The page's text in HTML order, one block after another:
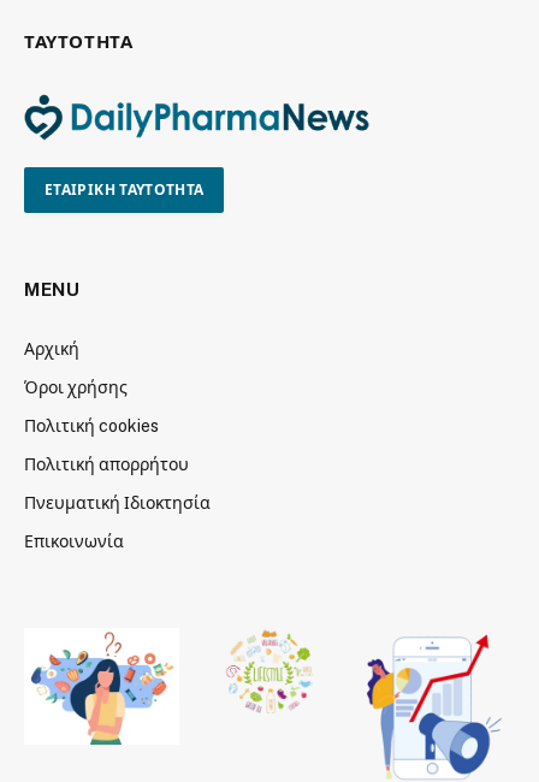
ΤΑΥΤΟΤΗΤΑ
ΕΤΑΙΡΙΚΗ ΤΑΥΤΟΤΗΤΑ
MENU
Αρχική
Όροι χρήσης
Πολιτική cookies
Πολιτική απορρήτου
Πνευματική Ιδιοκτησία
Επικοινωνία